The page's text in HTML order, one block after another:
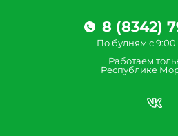
8 (8342)
По будням с 9:00
Работаем
Республике